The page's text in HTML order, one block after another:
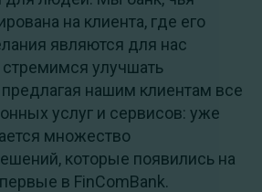
на клиента, где его
являются для нас
улучшать
нашим клиентам все
услуг и сервисов: уже
множество
которые появились на
в FinComBank.